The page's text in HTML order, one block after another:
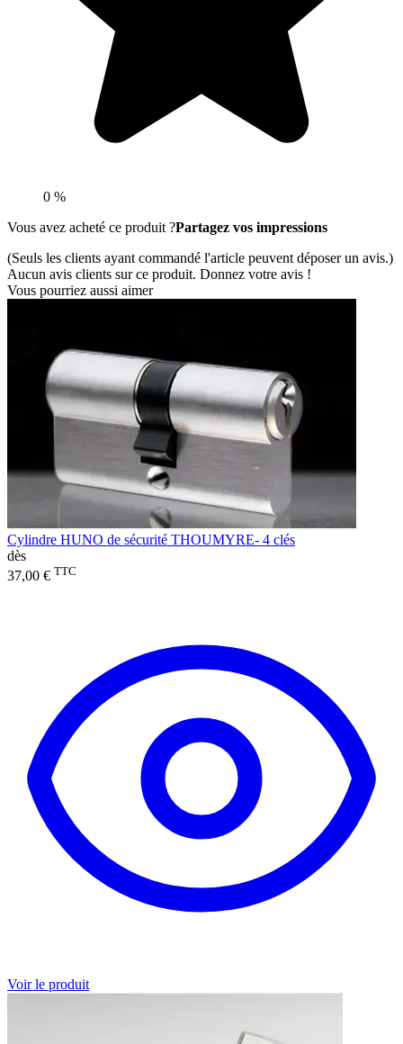
0 %
Vous avez acheté ce produit ?Partagez vos impressions
(Seuls les clients ayant commandé l'article peuvent déposer un avis.)
Aucun avis clients sur ce produit. Donnez votre avis !
Vous pourriez aussi aimer
Cylindre HUNO de sécurité THOUMYRE- 4 clés
dès
37,00 € TTC
Voir le produit